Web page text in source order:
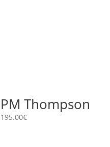
PM Thompson
195.00€